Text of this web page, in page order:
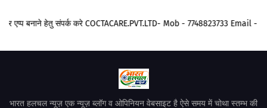
बनाने हेतु संपर्क करे COCTACARE.PVT.LTD- Mob - 7748823733 Email -
भारत हलचल न्यूज़ एक न्यूज़ ब्लॉग व ओपिनियन वेबसाइट है ऐसे समय में चोथा स्तम्भ की